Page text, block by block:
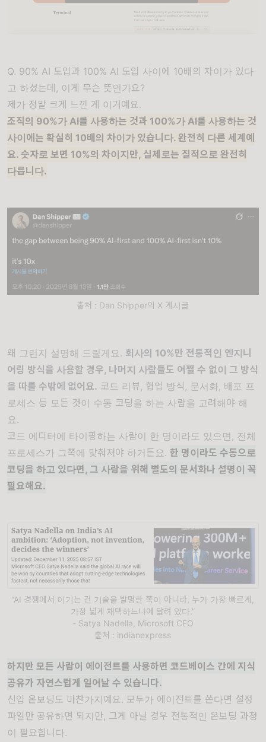
Q. 90% AI 도입과 100% AI 도입 사이에 10배의 차이가 있다
고 하셨는데, 이게 무슨 뜻인가요?
제가 정말 크게 느낀 게 이거예요.
조직의 90%가 AI를 사용하는 것과 100%가 AI를 사용하는 것
사이에는 확실히 10배의 차이가 있습니다. 완전히 다른 세계예
요. 숫자로 보면 10%의 차이지만, 실제로는 질적으로 완전히
다릅니다.
출처 : Dan Shipper의 X 게시글
왜 그런지 설명해 드릴게요. 회사의 10%만 전통적인 엔지니
어링 방식을 사용할 경우, 나머지 사람들도 어쩔 수 없이 그 방식
을 따를 수밖에 없어요. 코드 리뷰, 협업 방식, 문서화, 배포 프
로세스 등 모든 것이 수동 코딩을 하는 사람을 고려해야 해
요.
코드 에디터에 타이핑하는 사람이 한 명이라도 있으면, 전체
프로세스가 그쪽에 맞춰져야 하거든요. 한 명이라도 수동으로
코딩을 하고 있다면, 그 사람을 위해 별도의 문서화나 설명이 꼭
필요해요.
“AI 경쟁에서 이기는 건 기술을 발명한 쪽이 아니라, 누가 가장 빠르게,
가장 넓게 채택하느냐에 달려 있다.”
- Satya Nadella, Microsoft CEO
출처 : indianexpress
하지만 모든 사람이 에이전트를 사용하면 코드베이스 간에 지식
공유가 자연스럽게 일어날 수 있습니다.
신입 온보딩도 마찬가지예요. 모두가 에이전트를 쓴다면 설정
파일만 공유하면 되지만, 그게 아닐 경우 전통적인 온보딩 과정
이 필요합니다.